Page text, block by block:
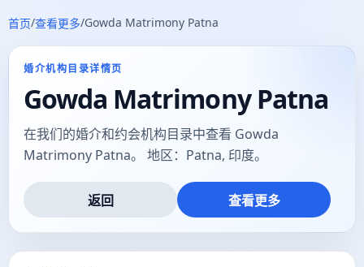
首页/查看更多/Gowda Matrimony Patna
婚介机构目录详情页
Gowda Matrimony Patna
在我们的婚介和约会机构目录中查看 Gowda
Matrimony Patna。 地区：Patna, 印度。
返回 查看更多